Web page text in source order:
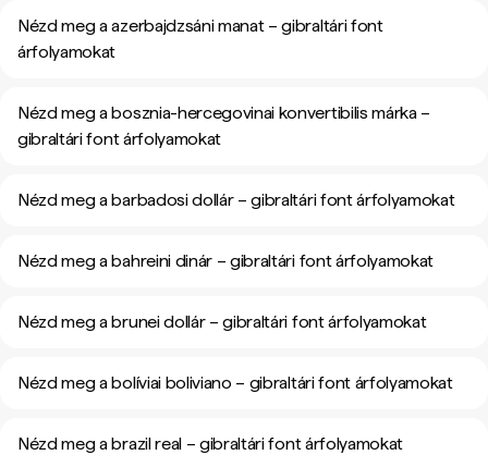
Nézd meg a azerbajdzsáni manat – gibraltári font
árfolyamokat
Nézd meg a bosznia-hercegovinai konvertibilis márka –
gibraltári font árfolyamokat
Nézd meg a barbadosi dollár – gibraltári font árfolyamokat
Nézd meg a bahreini dinár – gibraltári font árfolyamokat
Nézd meg a brunei dollár – gibraltári font árfolyamokat
Nézd meg a bolíviai boliviano – gibraltári font árfolyamokat
Nézd meg a brazil real – gibraltári font árfolyamokat